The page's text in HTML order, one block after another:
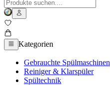
Kategorien
Gebrauchte Spülmaschinen
Reiniger & Klarspüler
Spültechnik